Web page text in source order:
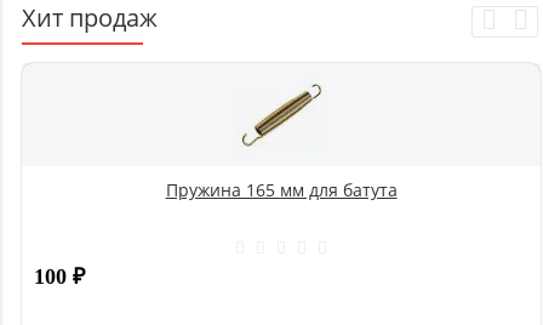
Хит продаж
Пружина 165 мм для батута
100 ₽